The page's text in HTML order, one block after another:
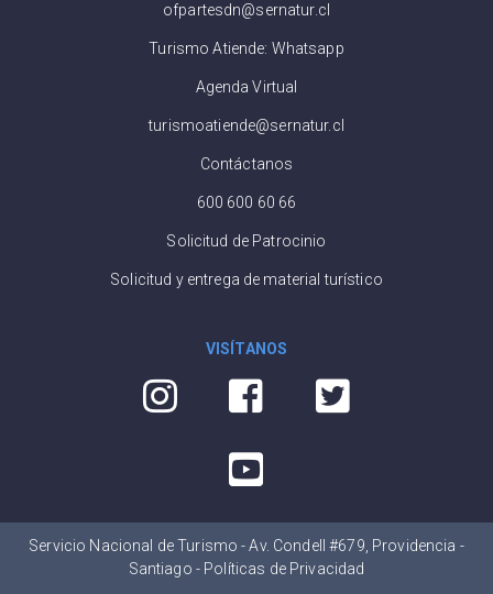
ofpartesdn@sernatur.cl
Turismo Atiende: Whatsapp
Agenda Virtual
turismoatiende@sernatur.cl
Contáctanos
600 600 60 66
Solicitud de Patrocinio
Solicitud y entrega de material turístico
VISÍTANOS
Servicio Nacional de Turismo - Av. Condell #679, Providencia -
Santiago - Políticas de Privacidad